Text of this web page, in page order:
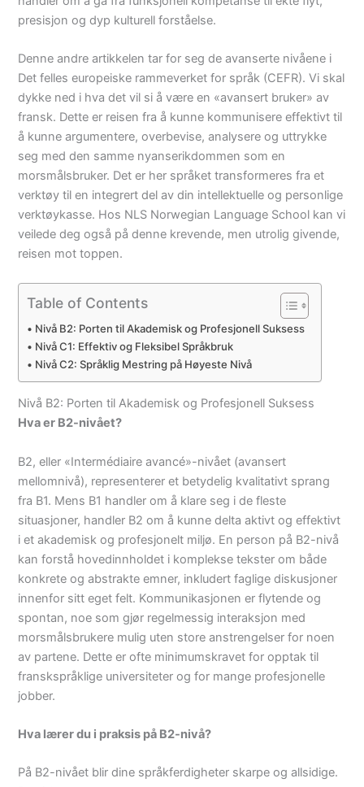
presisjon og dyp kulturell forståelse.
Denne andre artikkelen tar for seg de avanserte nivåene i
Det felles europeiske rammeverket for språk (CEFR). Vi skal
dykke ned i hva det vil si å være en «avansert bruker» av
fransk. Dette er reisen fra å kunne kommunisere effektivt til
å kunne argumentere, overbevise, analysere og uttrykke
seg med den samme nyanserikdommen som en
morsmålsbruker. Det er her språket transformeres fra et
verktøy til en integrert del av din intellektuelle og personlige
verktøykasse. Hos NLS Norwegian Language School kan vi
veilede deg også på denne krevende, men utrolig givende,
reisen mot toppen.
Table of Contents
Nivå B2: Porten til Akademisk og Profesjonell Suksess
Nivå C1: Effektiv og Fleksibel Språkbruk
Nivå C2: Språklig Mestring på Høyeste Nivå
Nivå B2: Porten til Akademisk og Profesjonell Suksess
Hva er B2-nivået?
B2, eller «Intermédiaire avancé»-nivået (avansert
mellomnivå), representerer et betydelig kvalitativt sprang
fra B1. Mens B1 handler om å klare seg i de fleste
situasjoner, handler B2 om å kunne delta aktivt og effektivt
i et akademisk og profesjonelt miljø. En person på B2-nivå
kan forstå hovedinnholdet i komplekse tekster om både
konkrete og abstrakte emner, inkludert faglige diskusjoner
innenfor sitt eget felt. Kommunikasjonen er flytende og
spontan, noe som gjør regelmessig interaksjon med
morsmålsbrukere mulig uten store anstrengelser for noen
av partene. Dette er ofte minimumskravet for opptak til
franskspråklige universiteter og for mange profesjonelle
jobber.
Hva lærer du i praksis på B2-nivå?
På B2-nivået blir dine språkferdigheter skarpe og allsidige.